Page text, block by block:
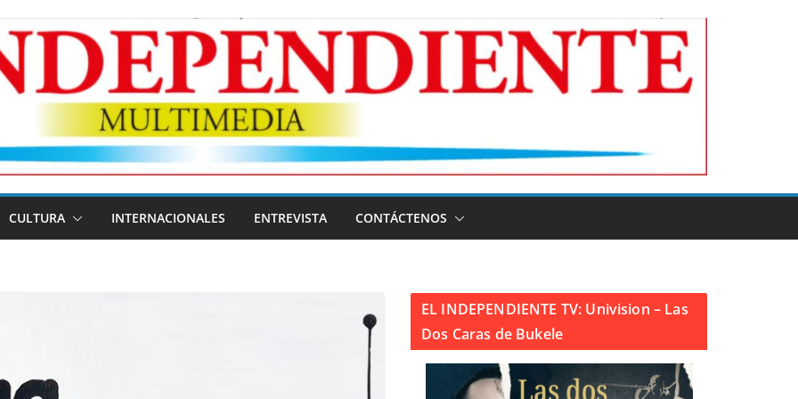
CULTURA INTERNACIONALES ENTREVISTA CONTÁCTENOS
EL INDEPENDIENTE TV: Univision – Las
Dos Caras de Bukele